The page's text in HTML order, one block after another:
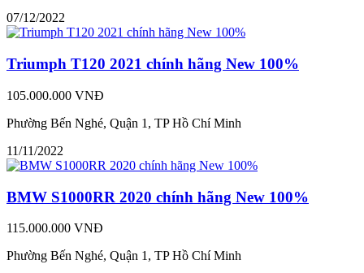
07/12/2022
Triumph T120 2021 chính hãng New 100%
105.000.000 VNĐ
Phường Bến Nghé, Quận 1, TP Hồ Chí Minh
11/11/2022
BMW S1000RR 2020 chính hãng New 100%
115.000.000 VNĐ
Phường Bến Nghé, Quận 1, TP Hồ Chí Minh